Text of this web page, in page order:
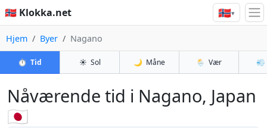
🇳🇴 Klokka.net 🇳🇴▾
Hjem Byer Nagano
⏱️ Tid ☀️ Sol 🌙 Måne 🌦️ Vær 💨
Nåværende tid i Nagano, Japan
🇯🇵